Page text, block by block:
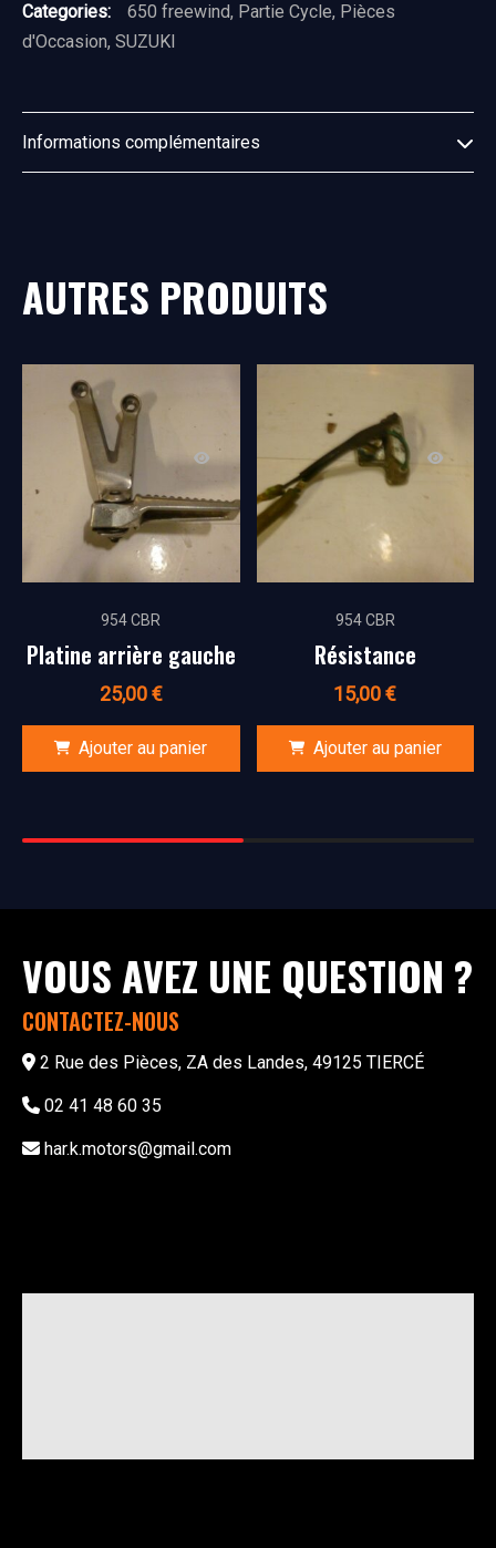
Categories:
650 freewind, Partie Cycle, Pièces
d'Occasion, SUZUKI
Informations complémentaires
AUTRES PRODUITS
954 CBR
Platine arrière gauche
25,00€
Ajouter au panier
954 CBR
Résistance
15,00€
Ajouter au panier
VOUS AVEZ UNE QUESTION ?
CONTACTEZ-NOUS
2 Rue des Pièces, ZA des Landes, 49125 TIERCÉ
02 41 48 60 35
har.k.motors@gmail.com